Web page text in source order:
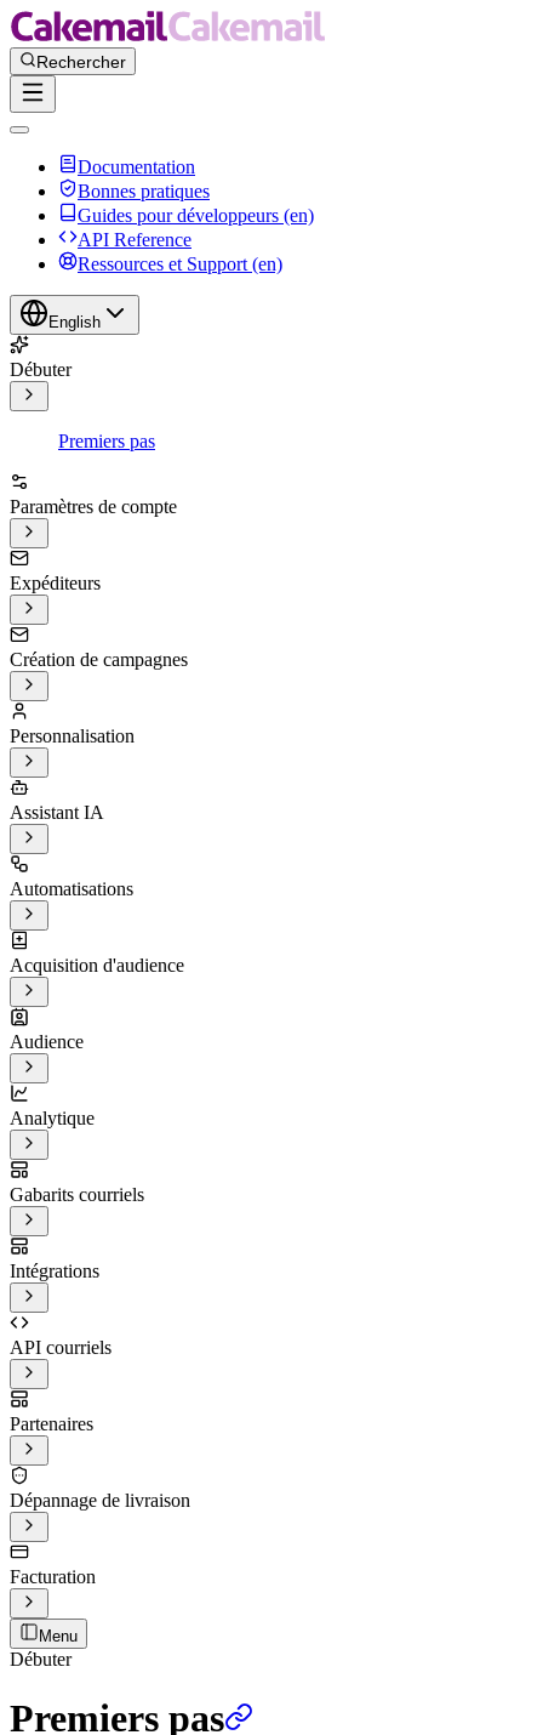
Documentation
Bonnes pratiques
Guides pour développeurs (en)
API Reference
Ressources et Support (en)
English
Débuter
Premiers pas
Paramètres de compte
Expéditeurs
Création de campagnes
Personnalisation
Assistant IA
Automatisations
Acquisition d'audience
Audience
Analytique
Gabarits courriels
Intégrations
API courriels
Partenaires
Dépannage de livraison
Facturation
Menu
Débuter
Premiers pas